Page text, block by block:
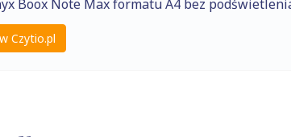
Boox Note Max formatu A4 bez
Czytio.pl